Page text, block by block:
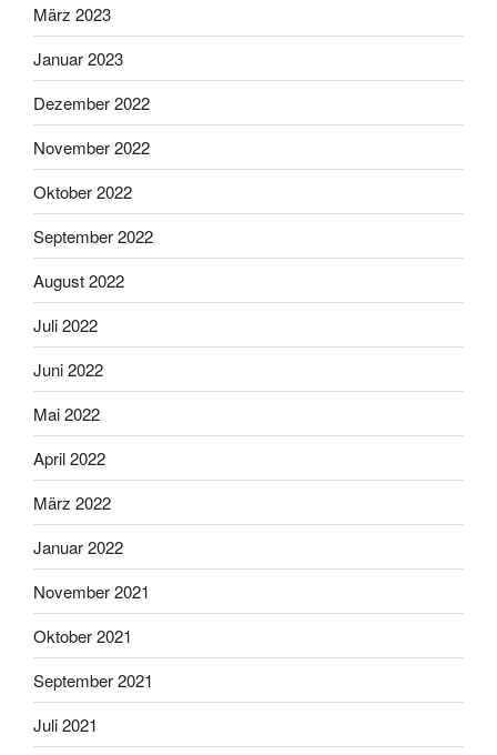
März 2023
Januar 2023
Dezember 2022
November 2022
Oktober 2022
September 2022
August 2022
Juli 2022
Juni 2022
Mai 2022
April 2022
März 2022
Januar 2022
November 2021
Oktober 2021
September 2021
Juli 2021